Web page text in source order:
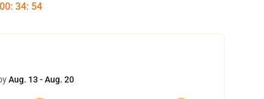
00: 34: 53
Aug. 13 - Aug. 20